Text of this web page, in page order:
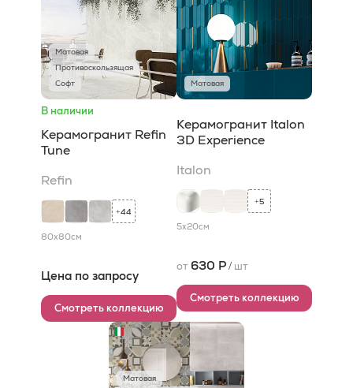
Матовая
Противоскользящая
Софт
В наличии
Керамогранит Refin
Tune
Refin
+44
80x80см
Цена по запросу
Смотреть коллекцию
Матовая
Керамогранит Italon
3D Experience
Italon
+5
5x20см
от 630 Р/ шт
Смотреть коллекцию
Матовая